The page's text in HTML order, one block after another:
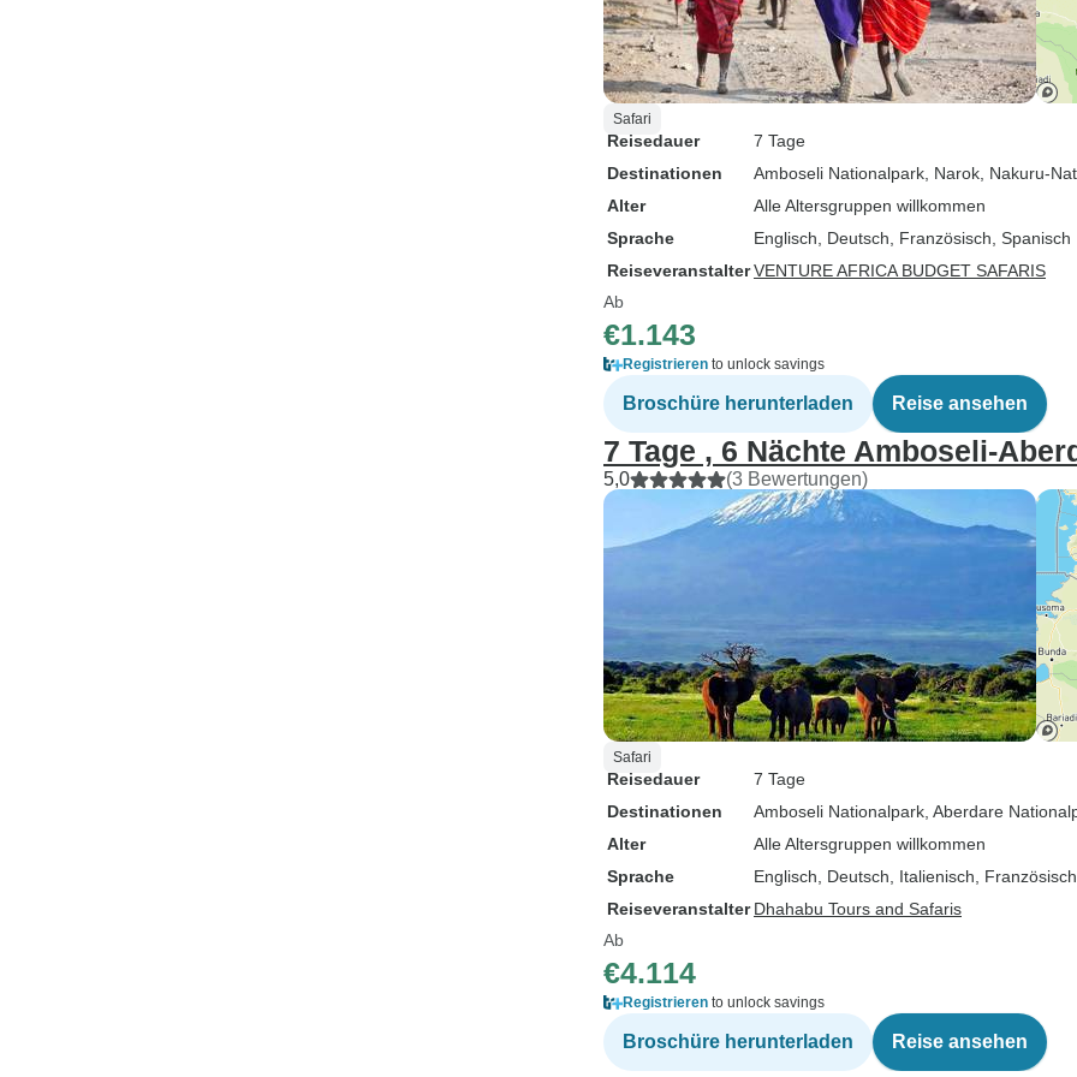
Safari
Reisedauer
7 Tage
Destinationen
Amboseli Nationalpark , Narok , Nakuru-
Alter
Alle Altersgruppen willkommen
Sprache
Englisch, Deutsch, Französisch, Spanisch
ReiseveranstalterVENTURE AFRICA BUDGET SAFARIS
Ab
€1.143
Registrieren to unlock savings
Broschüre herunterladen Reise ansehen
7 Tage , 6 Nächte Amboseli-
5,0 (3 Bewertungen)
Safari
Reisedauer
7 Tage
Destinationen
Amboseli Nationalpark , Aberdare
Alter
Alle Altersgruppen willkommen
Sprache
Englisch, Deutsch, Italienisch, Französisch
Reiseveranstalter Dhahabu Tours and Safaris
Ab
€4.114
Registrieren to unlock savings
Broschüre herunterladen Reise ansehen